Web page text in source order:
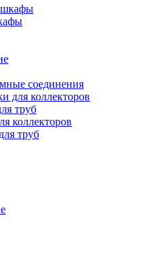
соединения
для коллекторов
труб
коллекторов
труб